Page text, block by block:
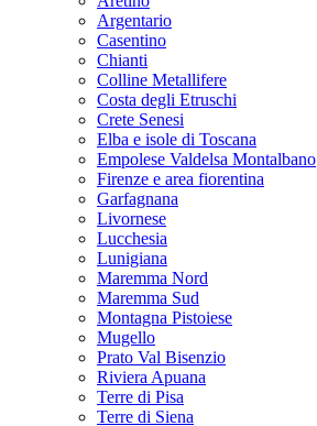
Argentario
Casentino
Chianti
Colline Metallifere
Costa degli Etruschi
Crete Senesi
Elba e isole di Toscana
Empolese Valdelsa Montalbano
Firenze e area fiorentina
Garfagnana
Livornese
Lucchesia
Lunigiana
Maremma Nord
Maremma Sud
Montagna Pistoiese
Mugello
Prato Val Bisenzio
Riviera Apuana
Terre di Pisa
Terre di Siena